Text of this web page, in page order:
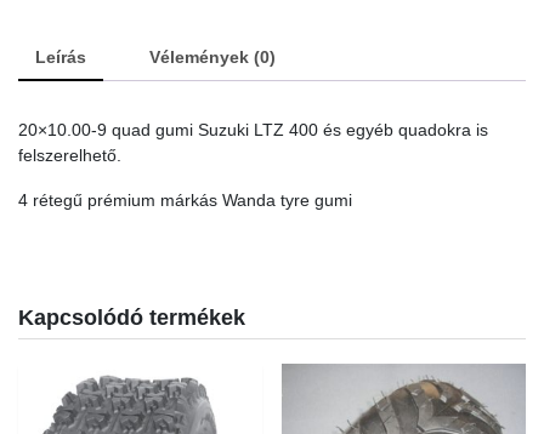
Leírás Vélemények (0)
20×10.00-9 quad gumi Suzuki LTZ 400 és egyéb quadokra is
felszerelhető.
4 rétegű prémium márkás Wanda tyre gumi
Kapcsolódó termékek